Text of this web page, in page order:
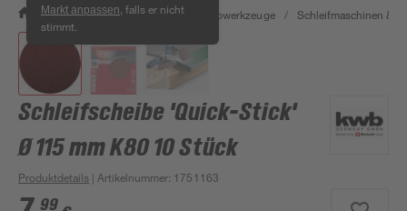
Markt anpassen , falls er nicht
stimmt.
/ Werkstatt & Maschinen / Elektrowerkzeuge / Schleifmaschinen &
Schleifscheibe 'Quick-Stick'
Ø 115 mm K80 10 Stück
Produktdetails | Artikelnummer: 1751163
99